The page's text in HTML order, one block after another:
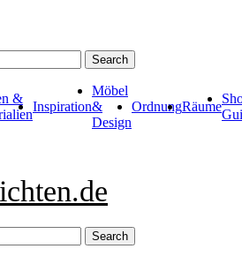
Search
&
Inspiration
Möbel
&
Design
OrdnungRäume
Search